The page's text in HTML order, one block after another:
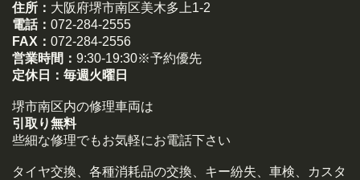
住所： 大阪府堺市南区美木多上1-2
電話： 072-284-2555
FAX： 072-284-2556
営業時間： 9:30-19:30※予約優先
定休日： 毎週火曜日
堺市南区内の修理車両は
引取り無料
些細な修理でもお気軽にお電話下さい
タイヤ交換、各種消耗品の交換、キー紛失、車検、カスタ